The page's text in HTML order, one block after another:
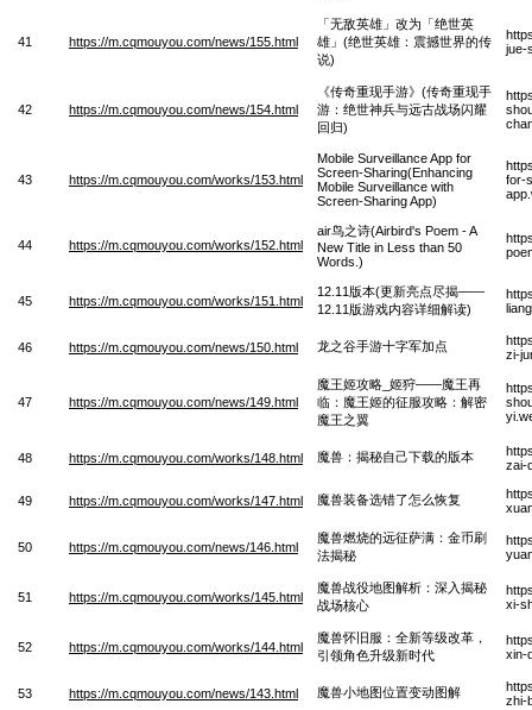
41 https://m.cqmouyou.com/news/155.html
「无敌英雄」改为「绝世英
雄」(绝世英雄：震撼世界的传
说)
jue-
42 https://m.cqmouyou.com/news/154.html
《传奇重现手游》(传奇重现手
游：绝世神兵与远古战场闪耀
回归)
43 https://m.cqmouyou.com/works/153.html
Mobile Surveillance App for
Screen-Sharing(Enhancing
Mobile Surveillance with
Screen-Sharing App)
for-
44 https://m.cqmouyou.com/works/152.html
air鸟之诗(Airbird's Poem - A
New Title in Less than 50
Words.)
45 https://m.cqmouyou.com/works/151.html
12.11版本(更新亮点尽揭——
12.11版游戏内容详细解读)
46 https://m.cqmouyou.com/news/150.html 龙之谷手游十字军加点
zi-
47 https://m.cqmouyou.com/news/149.html
魔王姬攻略_姬狩——魔王再
临：魔王姬的征服攻略：解密
魔王之翼
48 https://m.cqmouyou.com/works/148.html 魔兽：揭秘自己下载的版本
zai-
49 https://m.cqmouyou.com/works/147.html 魔兽装备选错了怎么恢复
50 https://m.cqmouyou.com/news/146.html
魔兽燃烧的远征萨满：金币刷
法揭秘
51 https://m.cqmouyou.com/works/145.html
魔兽战役地图解析：深入揭秘
战场核心
xi-
52 https://m.cqmouyou.com/works/144.html
魔兽怀旧服：全新等级改革，
引领角色升级新时代
xin-
53 https://m.cqmouyou.com/news/143.html 魔兽小地图位置变动图解
zhi-